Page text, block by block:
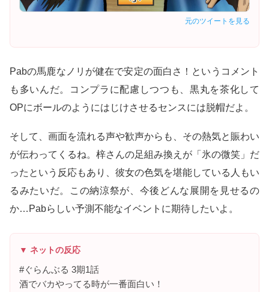
元のツイートを見る
Pabの馬鹿なノリが健在で安定の面白さ！というコメント
も多いんだ。コンプラに配慮しつつも、黒丸を茶化して
OPにボールのようにはじけさせるセンスには脱帽だよ。
そして、画面を流れる声や歓声からも、その熱気と賑わい
が伝わってくるね。梓さんの足組み換えが「氷の微笑」だ
ったという反応もあり、彼女の色気を堪能している人もい
るみたいだ。この納涼祭が、今後どんな展開を見せるの
か…Pabらしい予測不能なイベントに期待したいよ。
▼ ネットの反応
#ぐらんぶる 3期1話
酒でバカやってる時が一番面白い！